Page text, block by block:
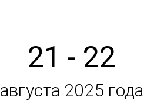
21 - 22
августа 2025 года